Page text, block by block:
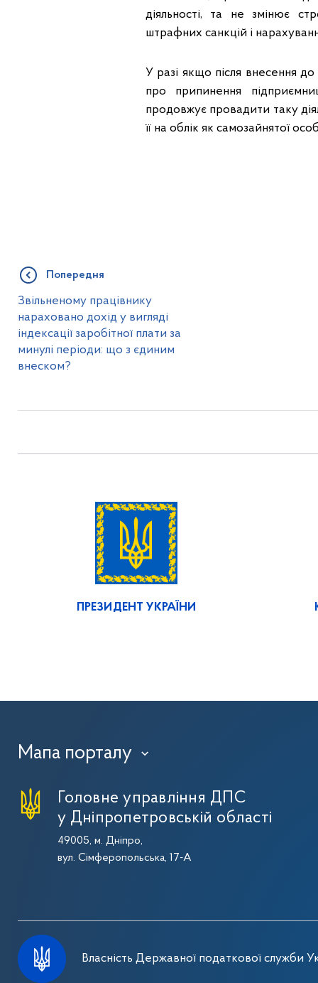
діяльності, та не змінює
штрафних санкцій і
У разі якщо після внесення
про припинення
продовжує провадити таку
її на облік як самозайнятої
Попередня
Звільненому працівнику
нараховано дохід у вигляді
індексації заробітної плати за
минулі періоди: що з єдиним
внеском?
ПРЕЗИДЕНТ УКРАЇНИ
Мапа порталу ›
Головне управління ДПС
у Дніпропетровській області
49005, м. Дніпро,
вул. Сімферопольська, 17-А
Власність Державної податкової служби